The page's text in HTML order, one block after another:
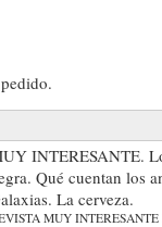
INTERESANTE.
Qué cuentan los
La cerveza.
MUY INTERESANTE